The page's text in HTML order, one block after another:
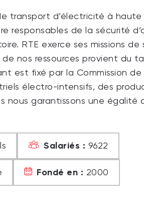
transport d’électricité à
responsables de la sécurité
RTE exerce ses missions
de nos ressources provient du
est fixé par la Commission de
électro-intensifs, des
nous garantissons une
Salariés : 9622
Fondé en : 2000